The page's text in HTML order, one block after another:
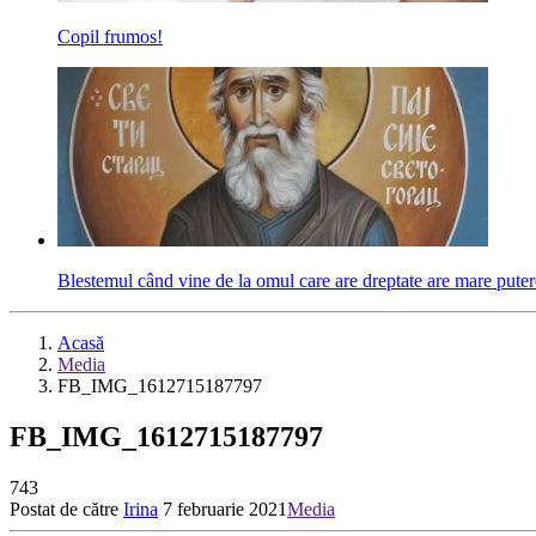
Copil frumos!
Blestemul când vine de la omul care are dreptate are mare
Acasă
Media
FB_IMG_1612715187797
FB_IMG_1612715187797
743
Postat de către Irina 7 februarie 2021Media